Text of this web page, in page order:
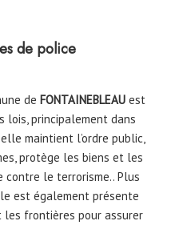
de police
de FONTAINEBLEAU est
lois, principalement dans
maintient l’ordre public,
protège les biens et les
contre le terrorisme.. Plus
est également présente
frontières pour assurer